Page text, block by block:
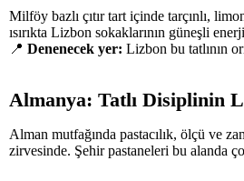
Milföy bazlı çıtır tart içinde tarçınlı,
ısırıkta Lizbon sokaklarının güneşli
📍 Denenecek yer: Lizbon bu tatlının
Almanya: Tatlı Disiplinin
Alman mutfağında pastacılık, ölçü ve
zirvesinde. Şehir pastaneleri bu alanda